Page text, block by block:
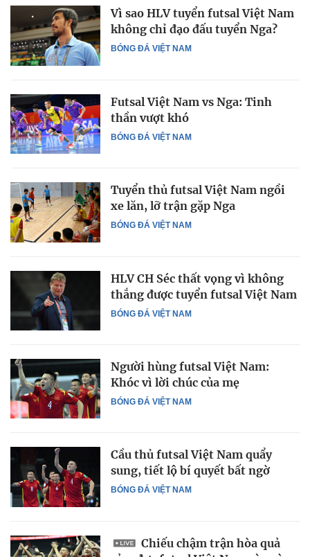
BÓNG ĐÁ VIỆT NAM
Vì sao HLV tuyển futsal Việt Nam
không chỉ đạo đấu tuyển Nga?
BÓNG ĐÁ VIỆT NAM
Futsal Việt Nam vs Nga: Tinh
thần vượt khó
BÓNG ĐÁ VIỆT NAM
Tuyển thủ futsal Việt Nam ngồi
xe lăn, lỡ trận gặp Nga
BÓNG ĐÁ VIỆT NAM
HLV CH Séc thất vọng vì không
thắng được tuyển futsal Việt Nam
BÓNG ĐÁ VIỆT NAM
Người hùng futsal Việt Nam:
Khóc vì lời chúc của mẹ
BÓNG ĐÁ VIỆT NAM
Cầu thủ futsal Việt Nam quẩy
sung, tiết lộ bí quyết bất ngờ
Chiếu chậm trận hòa quả